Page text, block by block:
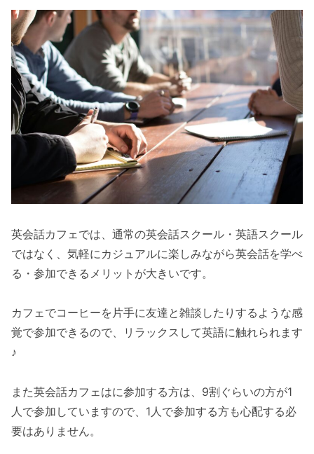
英会話カフェでは、通常の英会話スクール・英語スクール
ではなく、気軽にカジュアルに楽しみながら英会話を学べ
る・参加できるメリットが大きいです。
カフェでコーヒーを片手に友達と雑談したりするような感
覚で参加できるので、リラックスして英語に触れられます
♪
また英会話カフェはに参加する方は、9割ぐらいの方が1
人で参加していますので、1人で参加する方も心配する必
要はありません。